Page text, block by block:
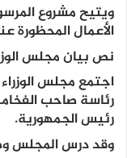
ويتيح مشروع
الأعمال المحظورة
نص بيان مجلس
رئاسة صاحب
رئيس الجمهورية.
وقد درس المجلس